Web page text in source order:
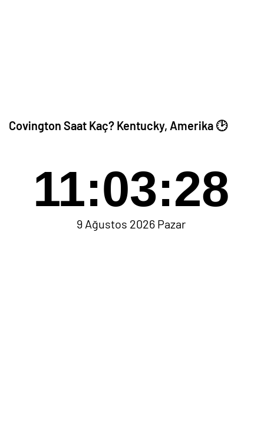
Covington Saat Kaç? Kentucky, Amerika 🕑
11:03:28
9 Ağustos 2026 Pazar